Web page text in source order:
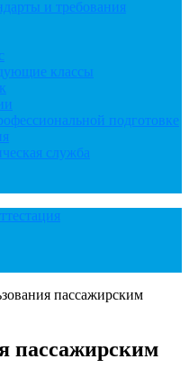
и требования
классы
подготовке
служба
пассажирским
пассажирским